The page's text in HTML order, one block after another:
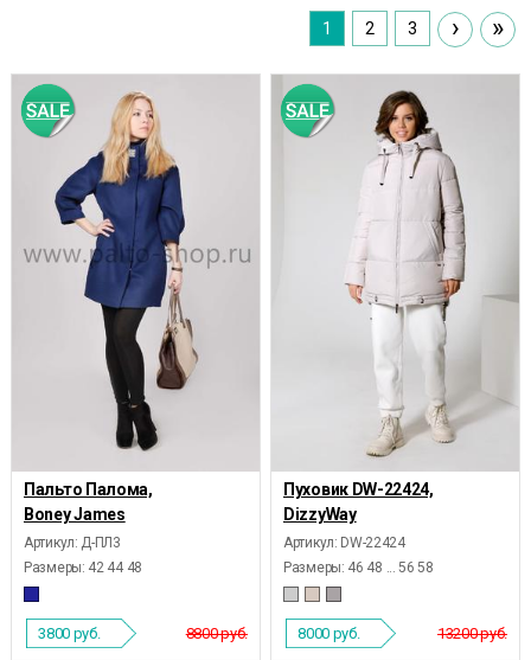
1 2 3 › »
Пальто Палома,
Boney James
Артикул: Д-ПЛ3
Размеры: 42 44 48
8800 руб.
3800 руб.
Пуховик DW-22424,
DizzyWay
Артикул: DW-22424
Размеры: 46 48 ... 56 58
13200 руб.
8000 руб.